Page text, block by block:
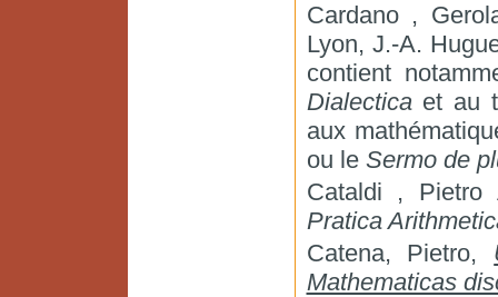
Cardano ,
Lyon, J.-A.
contient
Dialecticaet au
aux
ou le Sermo de
Cataldi ,
Pratica
Catena, Pietro,
Mathematicas